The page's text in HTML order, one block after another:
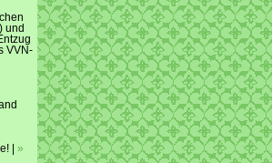
und
VVN-
| »